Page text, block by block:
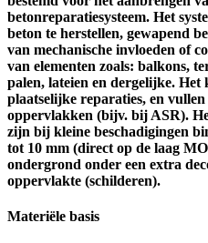
betonreparatiesysteem. Het
beton te herstellen, gewapend
van mechanische invloeden of
van elementen zoals: balkons,
palen, lateien en dergelijke.
plaatselijke reparaties, en
oppervlakken (bijv. bij ASR).
zijn bij kleine beschadigingen
tot 10 mm (direct op de laag
ondergrond onder een extra
oppervlakte (schilderen).
Materiële basis